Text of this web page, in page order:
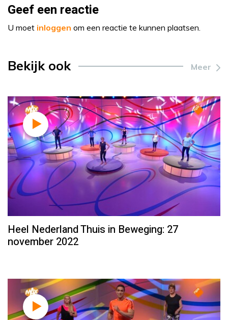
Geef een reactie
U moet inloggen om een reactie te kunnen plaatsen.
Bekijk ook Meer
Heel Nederland Thuis in Beweging: 27
november 2022